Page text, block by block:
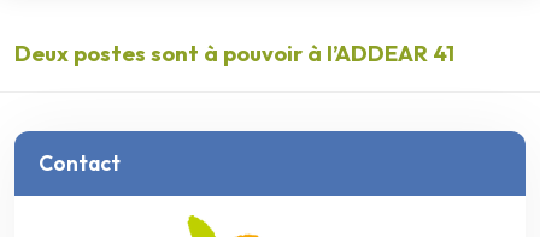
Deux postes sont à pouvoir à l’ADDEAR 41
Contact